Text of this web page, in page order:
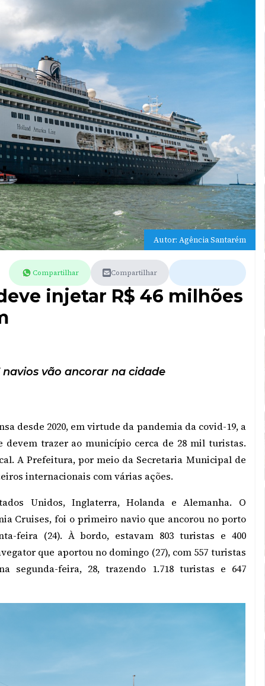
Autor: Agência Santarém
Compartilhar Compartilhar
injetar R$ 46 milhões
vão ancorar na cidade
desde 2020, em virtude da pandemia da covid-19, a
devem trazer ao município cerca de 28 mil turistas.
A Prefeitura, por meio da Secretaria Municipal de
internacionais com várias ações.
Unidos, Inglaterra, Holanda e Alemanha. O
Cruises, foi o primeiro navio que ancorou no porto
feira (24). À bordo, estavam 803 turistas e 400
que aportou no domingo (27), com 557 turistas
segunda-feira, 28, trazendo 1.718 turistas e 647